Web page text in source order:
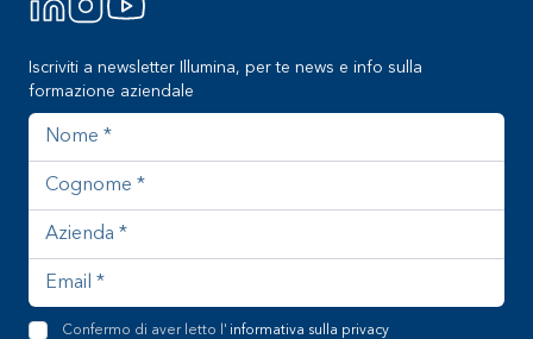
Iscriviti a newsletter Illumina, per te news e info sulla
formazione aziendale
Nome
Cognome
Azienda
Indirizzo email
Confermo di aver letto l' informativa sulla privacy